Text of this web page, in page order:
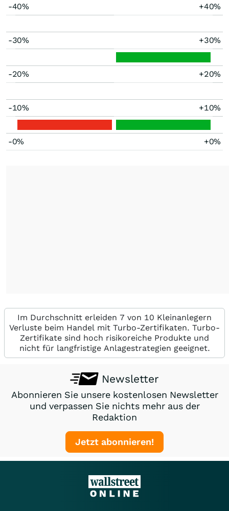
-40% +40%
-30% +30%
-20% +20%
-10% +10%
-0% +0%
Im Durchschnitt erleiden 7 von 10 Kleinanlegern
Verluste beim Handel mit Turbo-Zertifikaten. Turbo-
Zertifikate sind hoch risikoreiche Produkte und
nicht für langfristige Anlagestrategien geeignet.
Newsletter
Abonnieren Sie unsere kostenlosen Newsletter
und verpassen Sie nichts mehr aus der
Redaktion
Jetzt abonnieren!